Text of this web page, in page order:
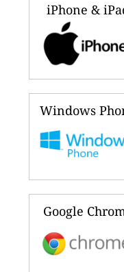
iPhone &
Windows
Google